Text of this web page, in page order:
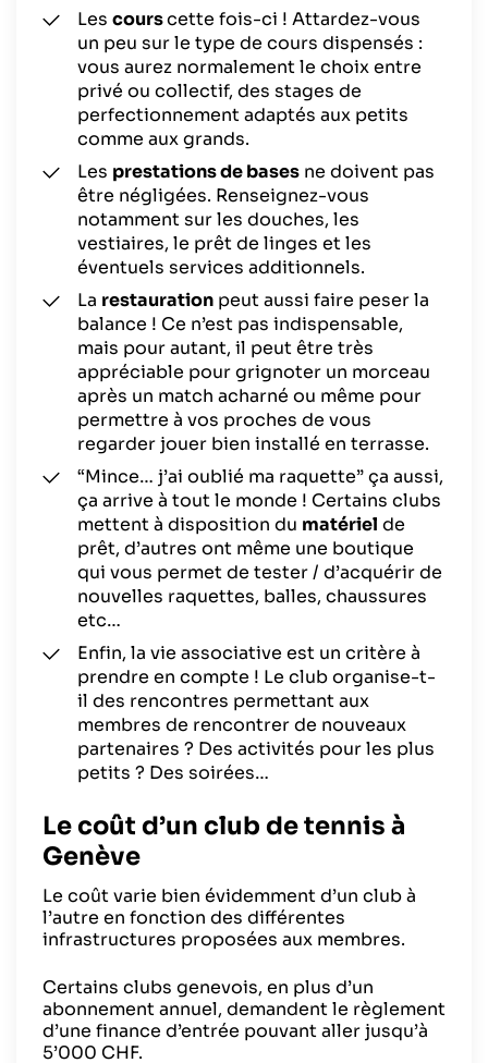
Les courscette fois-ci ! Attardez-vous
un peu sur le type de cours dispensés :
vous aurez normalement le choix entre
privé ou collectif, des stages de
perfectionnement adaptés aux petits
comme aux grands.
Les prestations de bases ne doivent pas
être négligées. Renseignez-vous
notamment sur les douches, les
vestiaires, le prêt de linges et les
éventuels services additionnels.
La restauration peut aussi faire peser la
balance ! Ce n’est pas indispensable,
mais pour autant, il peut être très
appréciable pour grignoter un morceau
après un match acharné ou même pour
permettre à vos proches de vous
regarder jouer bien installé en terrasse.
“Mince… j’ai oublié ma raquette” ça aussi,
ça arrive à tout le monde ! Certains clubs
mettent à disposition du matériel de
prêt, d’autres ont même une boutique
qui vous permet de tester / d’acquérir de
nouvelles raquettes, balles, chaussures
etc…
Enfin, la vie associative est un critère à
prendre en compte ! Le club organise-t-
il des rencontres permettant aux
membres de rencontrer de nouveaux
partenaires ? Des activités pour les plus
petits ? Des soirées…
Le coût d’un club de tennis à
Genève
Le coût varie bien évidemment d’un club à
l’autre en fonction des différentes
infrastructures proposées aux membres.
Certains clubs genevois, en plus d’un
abonnement annuel, demandent le règlement
d’une finance d’entrée pouvant aller jusqu’à
5’000 CHF.